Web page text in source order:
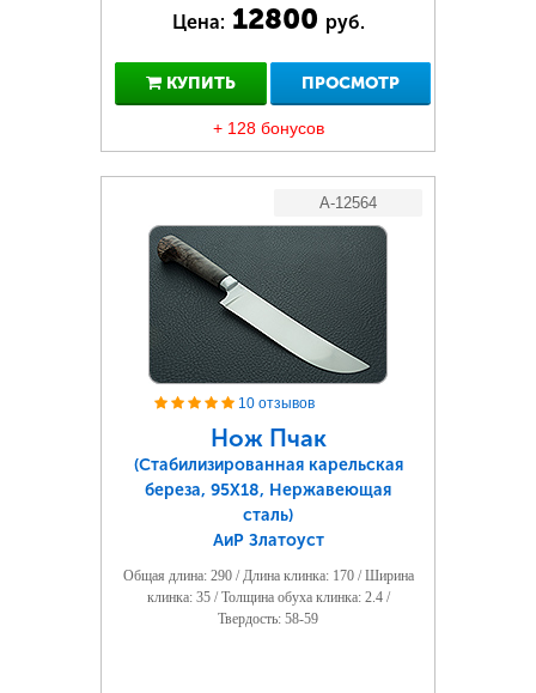
Цена: 12800 руб.
КУПИТЬ ПРОСМОТР
+ 128 бонусов
A-12564
10 отзывов
Нож Пчак
(Стабилизированная карельская
береза, 95Х18, Нержавеющая
сталь)
АиР Златоуст
Общая длина: 290 / Длина клинка: 170 / Ширина
клинка: 35 / Толщина обуха клинка: 2.4 /
Твердость: 58-59